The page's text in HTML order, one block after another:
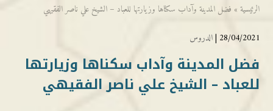
الرئيسية » فضل المدينة وآداب سكناها وزيارتها للعباد – الشيخ علي ناصر الفقيهي
28/04/2021 | الدروس
فضل المدينة وآداب سكناها وزيارتها
للعباد – الشيخ علي ناصر الفقيهي